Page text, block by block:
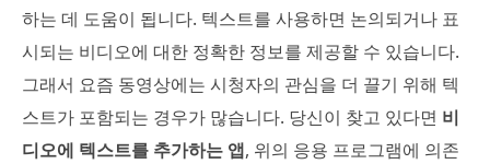
하는 데 도움이 됩니다. 텍스트를 사용하면 논의되거나 표
시되는 비디오에 대한 정확한 정보를 제공할 수 있습니다.
그래서 요즘 동영상에는 시청자의 관심을 더 끌기 위해 텍
스트가 포함되는 경우가 많습니다. 당신이 찾고 있다면 비
디오에 텍스트를 추가하는 앱, 위의 응용 프로그램에 의존